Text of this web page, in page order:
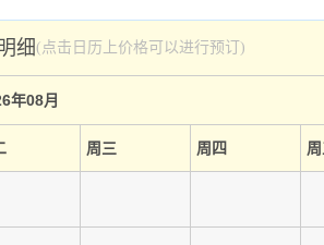
细(点击日历上价格可以进行预订)
年08月
周三 周四